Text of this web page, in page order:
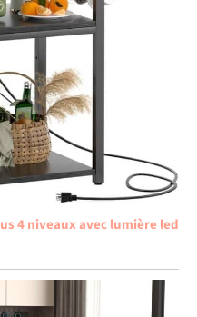
4 niveaux avec lumière led